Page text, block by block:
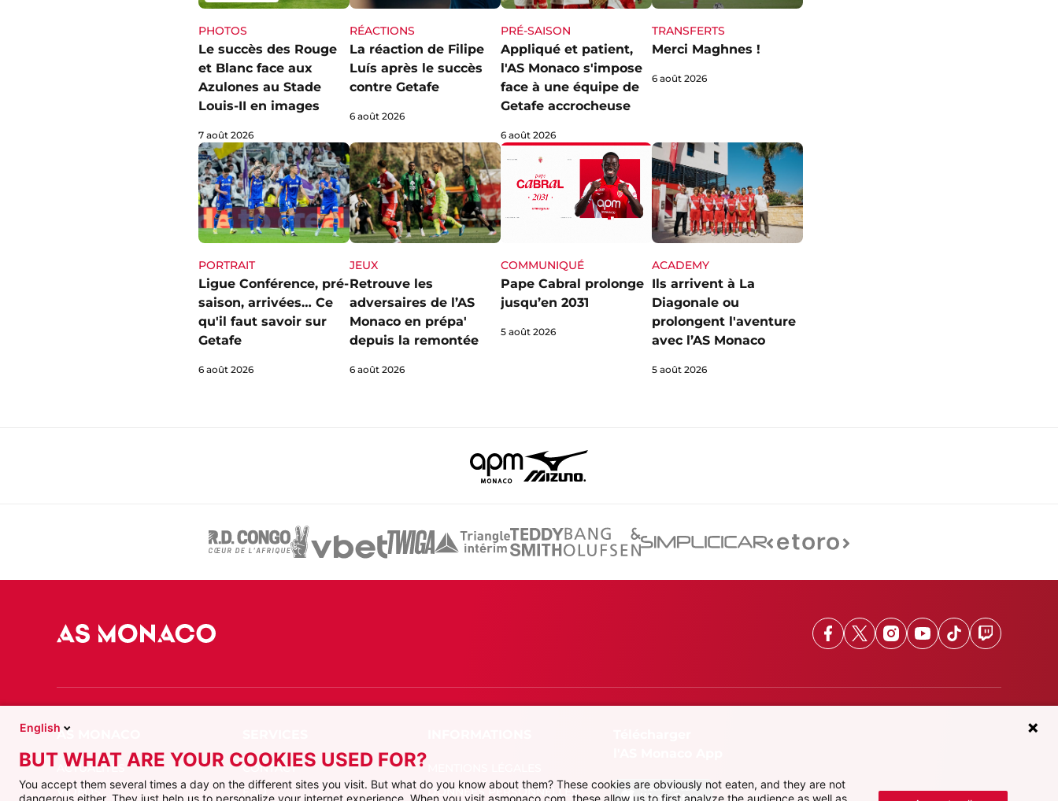
PHOTOS
Le succès des Rouge
et Blanc face aux
Azulones au Stade
Louis-II en images
7 août 2026
RÉACTIONS
La réaction de Filipe
Luís après le succès
contre Getafe
6 août 2026
PRÉ-SAISON
Appliqué et patient,
l'AS Monaco s'impose
face à une équipe de
Getafe accrocheuse
6 août 2026
TRANSFERTS
Merci Maghnes !
6 août 2026
PORTRAIT
Ligue Conférence, pré-
saison, arrivées… Ce
qu'il faut savoir sur
Getafe
6 août 2026
JEUX
Retrouve les
adversaires de l’AS
Monaco en prépa'
depuis la remontée
6 août 2026
COMMUNIQUÉ
Pape Cabral prolonge
jusqu’en 2031
5 août 2026
ACADEMY
Ils arrivent à La
Diagonale ou
prolongent l'aventure
avec l’AS Monaco
5 août 2026
Facebook
X Instagram
Youtube
TikTokTwitch
ACTUALITÉS
VIDÉOS
CONTACT
FAQ
DONNÉES PERSONNELLES
English
BUT WHAT ARE YOUR COOKIES USED FOR?
You accept them several times a day on the different sites you visit. But what do you know about them? These cookies are obviously not eaten, and they are not
dangerous either. They just help us to personalize your internet experience. When you visit asmonaco.com, these allow us to first analyze the audience as well as